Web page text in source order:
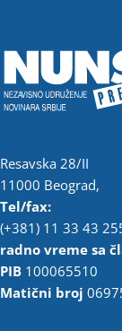
Resavska 28/II
11000 Beograd,
Tel/fax:
(+381) 11 33 43
radno vreme sa
PIB 100065510
Matični broj